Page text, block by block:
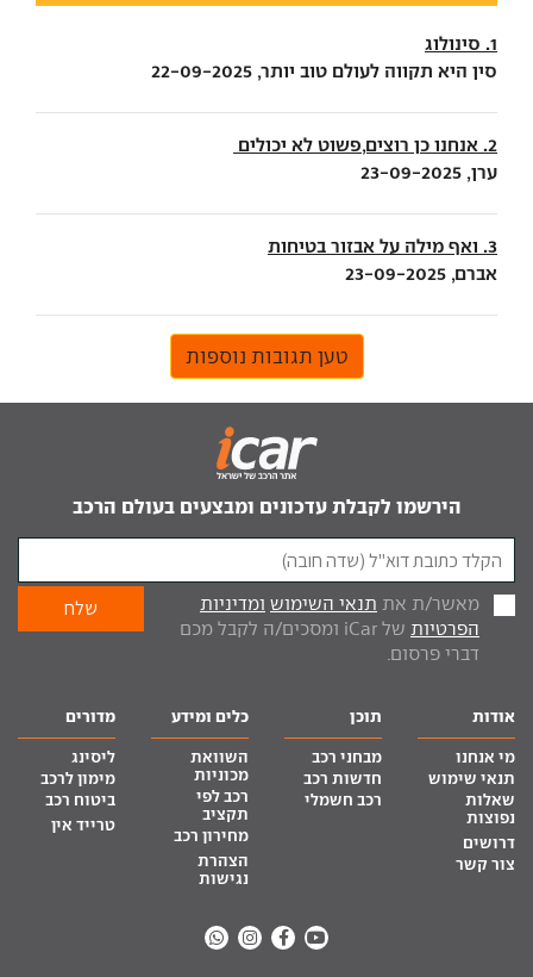
1. סינולוג
סין היא תקווה לעולם טוב יותר, 22-09-2025
2. אנחנו כן רוצים,פשוט לא יכולים
ערן, 23-09-2025
3. ואף מילה על אבזור בטיחות
אברם, 23-09-2025
טען תגובות נוספות
הירשמו לקבלת עדכונים ומבצעים בעולם הרכב
מאשר/ת את תנאי השימוש ומדיניות
הפרטיות
של iCar ומסכים/ה לקבל מכם
דברי פרסום.
אודות
מי אנחנו
תנאי שימוש
שאלות
נפוצות
דרושים
צור קשר
תוכן
מבחני רכב
חדשות רכב
רכב חשמלי
כלים ומידע
השוואת
מכוניות
רכב לפי
תקציב
מחירון רכב
הצהרת
נגישות
מדורים
ליסינג
מימון לרכב
ביטוח רכב
טרייד אין